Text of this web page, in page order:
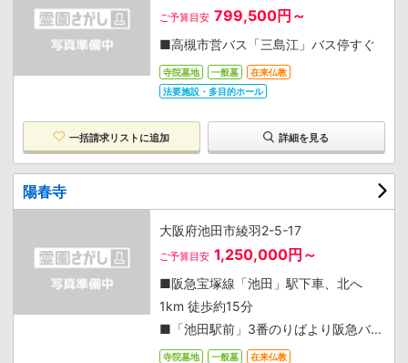
ご予算目安 799,500円～
■高槻市営バス「三島江」バス停すぐ
寺院墓地 一般墓
在来仏教
法要施設・多目的ホール
一括請求リストに追加 詳細を見る
陽春寺
大阪府池田市綾羽2-5-17
ご予算目安 1,250,000円～
■阪急宝塚線「池田」駅下車、北へ
1km 徒歩約15分
■「池田駅前」3番のりばより阪急バ...
寺院墓地 一般墓
在来仏教